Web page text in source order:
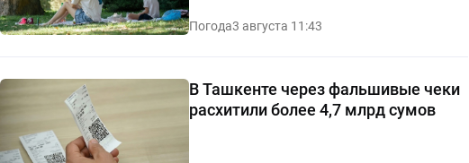
Погода3 августа 11:43
В Ташкенте через фальшивые чеки
расхитили более 4,7 млрд сумов